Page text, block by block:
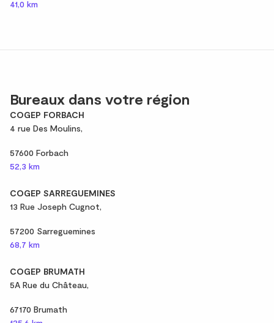
41,0 km
Bureaux dans votre région
COGEP FORBACH
4 rue Des Moulins,
57600 Forbach
52,3 km
COGEP SARREGUEMINES
13 Rue Joseph Cugnot,
57200 Sarreguemines
68,7 km
COGEP BRUMATH
5A Rue du Château,
67170 Brumath